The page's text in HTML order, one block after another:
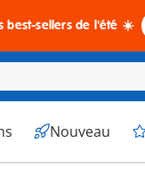
best-sellers de l'été ☀️
Nouveau